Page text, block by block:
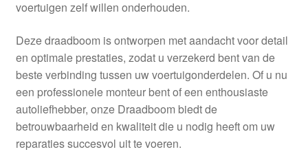
Klachtenprocedure
Levering
Mijn account
Over ons
voertuigen zelf willen onderhouden.
Deze draadboom is ontworpen met aandacht voor detail
en optimale prestaties, zodat u verzekerd bent van de
beste verbinding tussen uw voertuigonderdelen. Of u nu
een professionele monteur bent of een enthousiaste
autoliefhebber, onze Draadboom biedt de
betrouwbaarheid en kwaliteit die u nodig heeft om uw
reparaties succesvol uit te voeren.